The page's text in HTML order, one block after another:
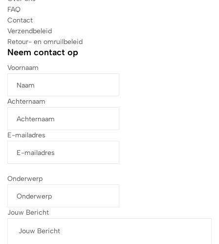
FAQ
Contact
Verzendbeleid
Retour- en omruilbeleid
Neem contact op
Voornaam
Achternaam
E-mailadres
Onderwerp
Jouw Bericht